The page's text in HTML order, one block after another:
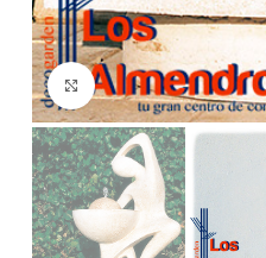
Clic para ampliar